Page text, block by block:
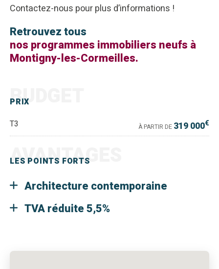
Contactez-nous pour plus d’informations !
Retrouvez tous
nos programmes immobiliers neufs à
Montigny-les-Cormeilles.
PRIX
BUDGET
T3 À PARTIR DE 319 000€
LES POINTS FORTS
AVANTAGES
Architecture contemporaine
TVA réduite 5,5%